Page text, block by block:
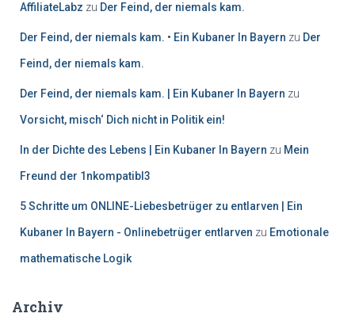
AffiliateLabz zu Der Feind, der niemals kam.
Der Feind, der niemals kam. • Ein Kubaner In Bayern zu Der
Feind, der niemals kam.
Der Feind, der niemals kam. | Ein Kubaner In Bayern zu
Vorsicht, misch‘ Dich nicht in Politik ein!
In der Dichte des Lebens | Ein Kubaner In Bayern zu Mein
Freund der 1nkompatibl3
5 Schritte um ONLINE-Liebesbetrüger zu entlarven | Ein
Kubaner In Bayern - Onlinebetrüger entlarven zu Emotionale
mathematische Logik
Archiv